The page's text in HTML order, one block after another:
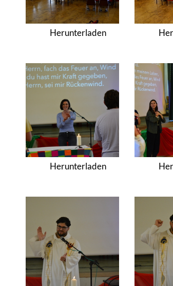
Herunterladen
Herunterladen